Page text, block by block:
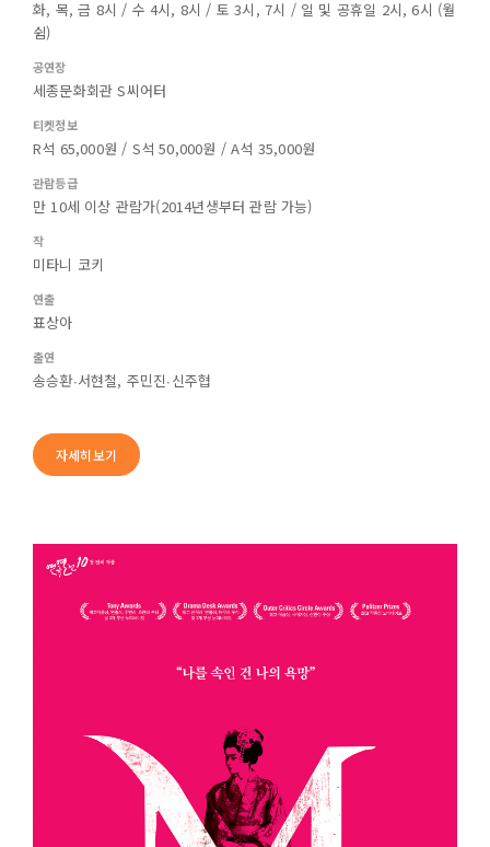
화, 목, 금 8시 / 수 4시, 8시 / 토 3시, 7시 / 일 및 공휴일 2시, 6시 (월
쉼)
공연장
세종문화회관 S씨어터
티켓정보
R석 65,000원 / S석 50,000원 / A석 35,000원
관람등급
만 10세 이상 관람가(2014년생부터 관람 가능)
작
미타니 코키
연출
표상아
출연
송승환∙서현철, 주민진∙신주협
자세히보기